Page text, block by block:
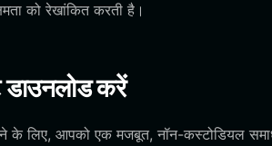
को रेखांकित करती है।
करें
लिए, आपको एक मजबूत, नॉन-कस्टोडियल